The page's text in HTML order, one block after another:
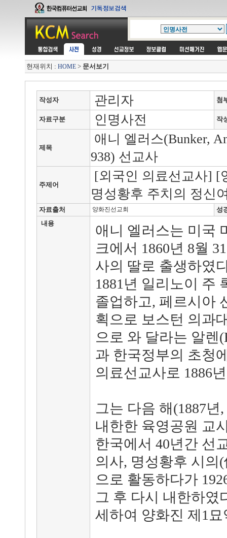
현재위치 : HOME > 문서보기
작성자 관리자 첨
자료구분 인명사전 작
제목
애니 엘러스(Bunker,
938) 선교사
주제어
[외국인 의료선교사] [
명성황후 주치의 정신
자료출처 양화진선교회
성
내용
애니 엘러스는 미국
크에서 1860년 8월
사의 딸로 출생하였
1881년 일리노이 주
졸업하고, 페르시아
획으로 보스턴 의과
으로 와 달라는 알렌
과 한국정부의 초청
의료선교사로 1886
그는 다음 해(1887
내한한 육영공원 교
한국에서 40년간 선
의사, 명성황후 시의
으로 활동하다가
그 후 다시 내한하였
세하여 양화진 제1